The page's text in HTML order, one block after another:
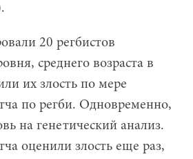
20 регбистов
среднего возраста в
их злость по мере
по регби. Одновременно,
на генетический анализ.
оценили злость еще раз,